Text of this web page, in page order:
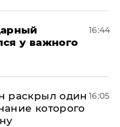
у важного
16:44
раскрыл один
которого
16:05